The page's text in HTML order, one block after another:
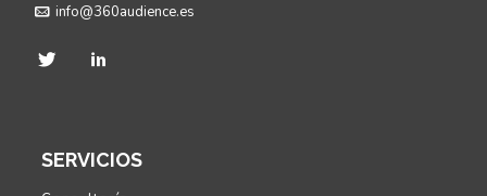
info@360audience.es
SERVICIOS